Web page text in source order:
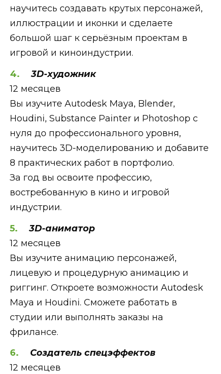
научитесь создавать крутых персонажей,
иллюстрации и иконки и сделаете
большой шаг к серьёзным проектам в
игровой и киноиндустрии.
3D-художник
12 месяцев
Вы изучите Autodesk Maya, Blender,
Houdini, Substance Painter и Photoshop с
нуля до профессионального уровня,
научитесь 3D-моделированию и добавите
8 практических работ в портфолио.
За год вы освоите профессию,
востребованную в кино и игровой
индустрии.
3D-аниматор
12 месяцев
Вы изучите анимацию персонажей,
лицевую и процедурную анимацию и
риггинг. Откроете возможности Autodesk
Maya и Houdini. Сможете работать в
студии или выполнять заказы на
фрилансе.
Создатель спецэффектов
12 месяцев